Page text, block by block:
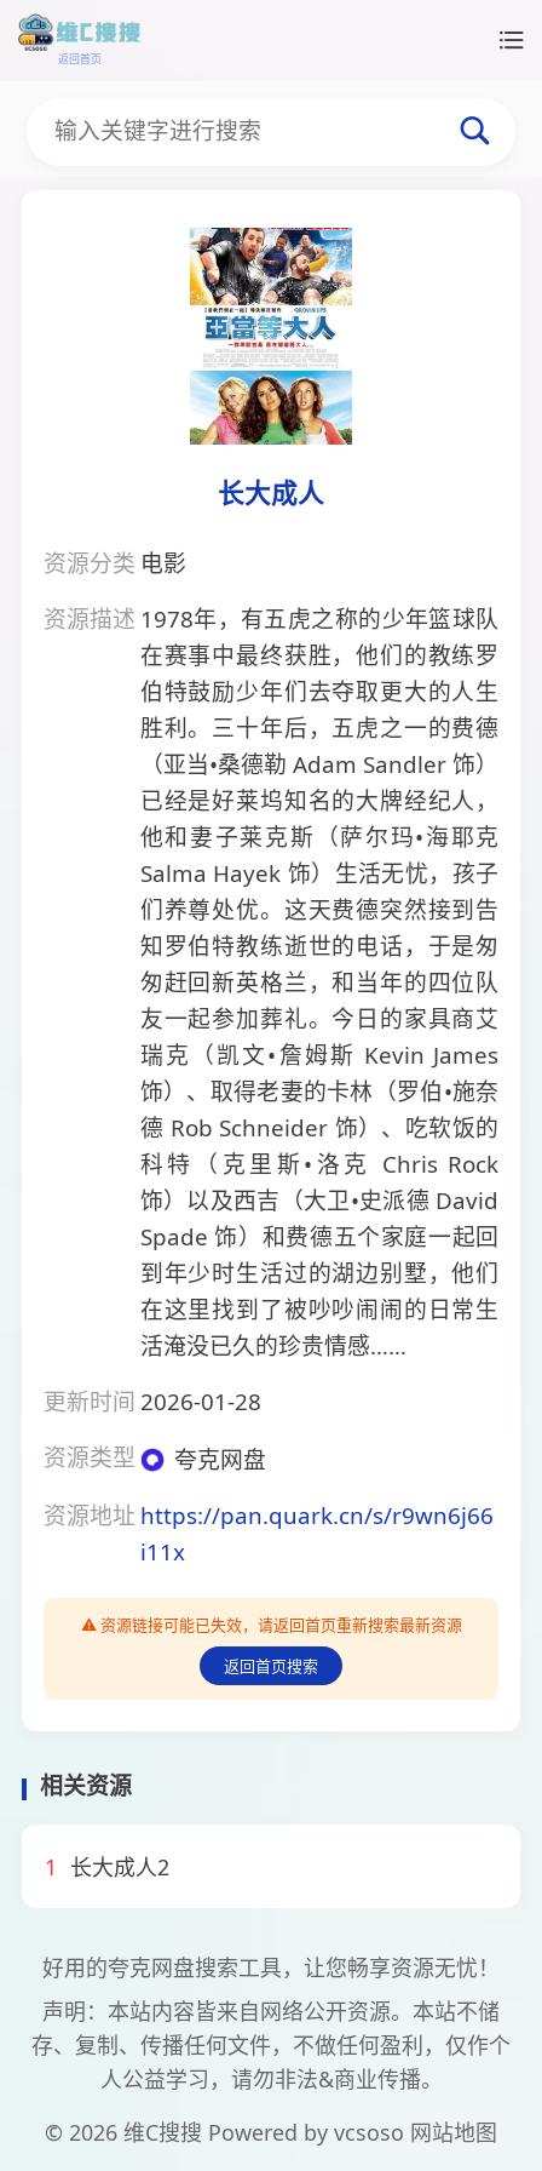
返回首页
长大成人
资源分类 电影
资源描述 1978年，有五虎之称的少年篮球队
在赛事中最终获胜，他们的教练罗
伯特鼓励少年们去夺取更大的人生
胜利。三十年后，五虎之一的费德
（亚当•桑德勒 Adam Sandler 饰）
已经是好莱坞知名的大牌经纪人，
他和妻子莱克斯（萨尔玛•海耶克
Salma Hayek 饰）生活无忧，孩子
们养尊处优。这天费德突然接到告
知罗伯特教练逝世的电话，于是匆
匆赶回新英格兰，和当年的四位队
友一起参加葬礼。今日的家具商艾
瑞克（凯文•詹姆斯 Kevin James
饰）、取得老妻的卡林（罗伯•施奈
德 Rob Schneider 饰）、吃软饭的
科特（克里斯•洛克 Chris Rock
饰）以及西吉（大卫•史派德 David
Spade 饰）和费德五个家庭一起回
到年少时生活过的湖边别墅，他们
在这里找到了被吵吵闹闹的日常生
活淹没已久的珍贵情感……
更新时间 2026-01-28
资源类型
夸克网盘
资源地址 https://pan.quark.cn/s/r9wn6j66
i11x
⚠️ 资源链接可能已失效，请返回首页重新搜索最新资源
返回首页搜索
相关资源
1 长大成人2
好用的夸克网盘搜索工具，让您畅享资源无忧！
声明：本站内容皆来自网络公开资源。本站不储
存、复制、传播任何文件，不做任何盈利，仅作个
人公益学习，请勿非法&商业传播。
© 2026 维C搜搜 Powered by vcsoso 网站地图